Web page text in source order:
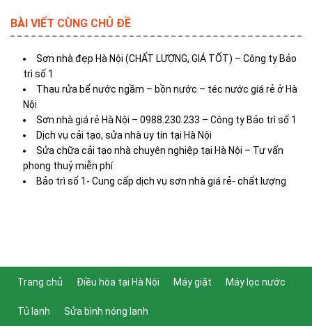
BÀI VIẾT CÙNG CHỦ ĐỀ
Sơn nhà đẹp Hà Nội (CHẤT LƯỢNG, GIÁ TỐT) – Công ty Bảo
trì số 1
Thau rửa bể nước ngầm – bồn nước – téc nước giá rẻ ở Hà
Nội
Sơn nhà giá rẻ Hà Nội – 0988.230.233 – Công ty Bảo trì số 1
Dịch vụ cải tạo, sửa nhà uy tín tại Hà Nội
Sửa chữa cải tạo nhà chuyên nghiệp tại Hà Nội – Tư vấn
phong thuỷ miễn phí
Bảo trì số 1- Cung cấp dịch vụ sơn nhà giá rẻ- chất lượng
Trang chủ Điều hòa tại Hà Nội Máy giặt Máy lọc nước
Tủ lạnh Sửa bình nóng lạnh